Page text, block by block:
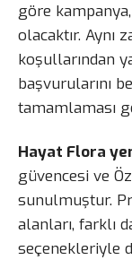
göre
olacaktır. Aynı
koşullarından
başvurularını
tamamlaması
Hayat Flora
güvencesi ve
sunulmuştur.
alanları, farklı
seçenekleriyle